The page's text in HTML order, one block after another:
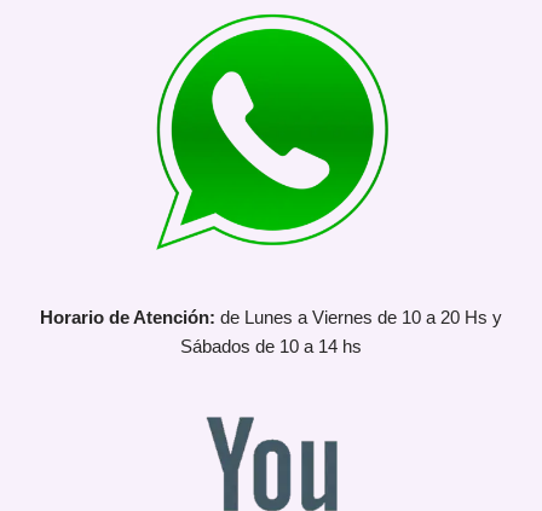
Horario de Atención: de Lunes a Viernes de 10 a 20 Hs y
Sábados de 10 a 14 hs